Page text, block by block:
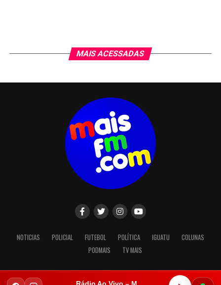
MAIS ACESSADAS
NOTICIAS POLICIAL FUTEBOL POLÍTICA IGUATU
COLUNAS
PODMAIS
TV MAIS